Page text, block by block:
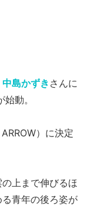
中島かずき さんに
動。
）に決定
上まで伸びるほ
青年の後ろ姿が